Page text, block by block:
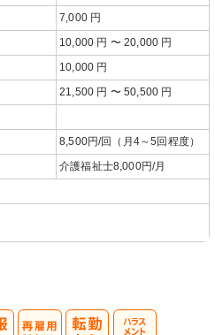
7,000 円
10,000 円 〜 20,000 円
10,000 円
21,500 円 〜 50,500 円
8,500円/回（月4～5回程度）
介護福祉士8,000円/月